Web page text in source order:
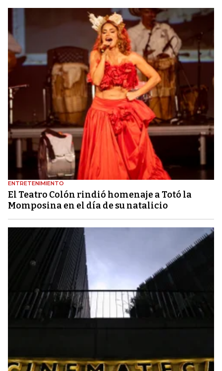
ENTRETENIMIENTO
El Teatro Colón rindió homenaje a Totó la
Momposina en el día de su natalicio